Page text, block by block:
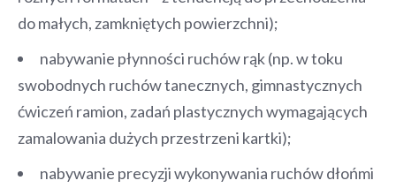
do małych, zamkniętych powierzchni);
nabywanie płynności ruchów rąk (np. w toku
swobodnych ruchów tanecznych, gimnastycznych
ćwiczeń ramion, zadań plastycznych wymagających
zamalowania dużych przestrzeni kartki);
nabywanie precyzji wykonywania ruchów dłońmi